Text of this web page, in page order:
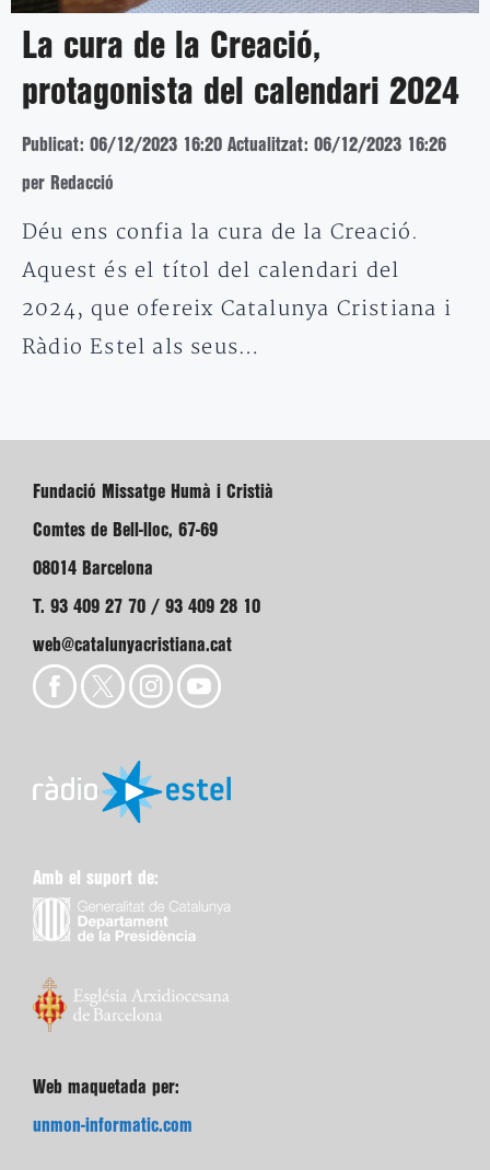
La cura de la Creació,
protagonista del calendari 2024
Publicat: 06/12/2023 16:20 Actualitzat: 06/12/2023 16:26
per Redacció
Déu ens confia la cura de la Creació.
Aquest és el títol del calendari del
2024, que ofereix Catalunya Cristiana i
Ràdio Estel als seus…
Fundació Missatge Humà i Cristià
Comtes de Bell-lloc, 67-69
08014 Barcelona
T. 93 409 27 70 / 93 409 28 10
web@catalunyacristiana.cat
Amb el suport de:
Web maquetada per:
unmon-informatic.com